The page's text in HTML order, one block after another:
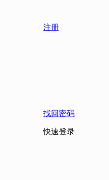
注册
找回密码
快速登录